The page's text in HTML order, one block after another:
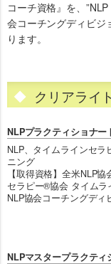
コーチ資格』を、
会コーチングディビジ
ります。
クリアライ
NLPプラクティショナー
NLP、タイムラインセ
ニング
【取得資格】全米NLP
セラピー®協会 タイム
NLP協会コーチングデ
NLPマスタープラクティ